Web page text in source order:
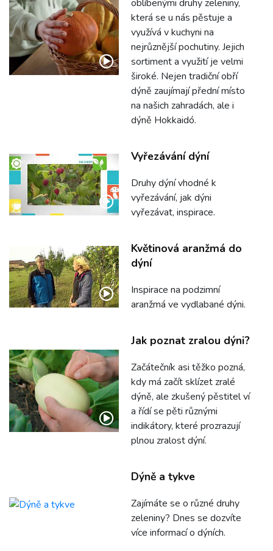
oblíbenými druhy zeleniny,
která se u nás pěstuje a
využívá v kuchyni na
nejrůznější pochutiny. Jejich
sortiment a využití je velmi
široké. Nejen tradiční obří
dýně zaujímají přední místo
na našich zahradách, ale i
dýně Hokkaidó.
Vyřezávání dýní
Druhy dýní vhodné k
vyřezávání, jak dýni
vyřezávat, inspirace.
Květinová aranžmá do
dýní
Inspirace na podzimní
aranžmá ve vydlabané dýni.
Jak poznat zralou dýni?
Začátečník asi těžko pozná,
kdy má začít sklízet zralé
dýně, ale zkušený pěstitel ví
a řídí se pěti různými
indikátory, které prozrazují
plnou zralost dýní.
Dýně a tykve
Zajímáte se o různé druhy
zeleniny? Dnes se dozvíte
více informací o dýních.